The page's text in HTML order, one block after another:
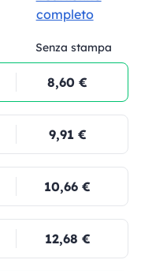
completo
Senza stampa
8,60 €
9,91 €
10,66 €
12,68 €